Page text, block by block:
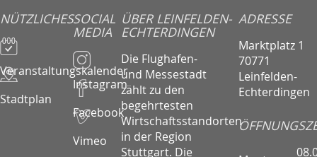
NÜTZLICHES
Veranstaltungskalender
Stadtplan
SOCIAL
MEDIA
Instagram
Facebook
Vimeo
ÜBER LEINFELDEN-
ECHTERDINGEN
Die Flughafen-
und Messestadt
zählt zu den
begehrtesten
Wirtschaftsstandorten
in der Region
Stuttgart. Die
ADRESSE
Marktplatz 1
70771
Leinfelden-
Echterdingen